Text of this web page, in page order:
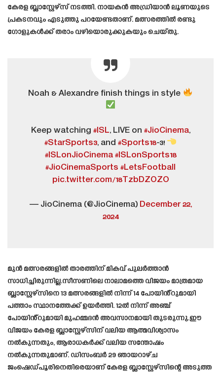
കേരള ബ്ലാസ്റ്റേഴ്സ് നടത്തി. നായകൻ അഡ്രിയാൻ ലൂണയുടെ
പ്രകടനവും എടുത്തു പറയേണ്ടതാണ്. മത്സരത്തിൽ രണ്ടു
ഗോളുകൾക്ക് തരാം വഴിയൊരുക്കുകയും ചെയ്തു.
Noah & Alexandre finish things in style
Keep watching #ISL, LIVE on #JioCinema,
#StarSports3, and #Sports18-3!
#ISLonJioCinema #ISLonSports18
#JioCinemaSports #LetsFootball
pic.twitter.com/18TzbDZOZO
— JioCinema (@JioCinema) December 22,
2024
മുൻ മത്സരങ്ങളിൽ താരത്തിന് മികവ് പുലർത്താൻ
സാധിച്ചിരുന്നില്ല.സീസണിലെ നാലാമത്തെ വിജയം മാത്രമായ
ബ്ലാസ്റ്റേഴ്സിനെ 13 മത്സരങ്ങളിൽ നിന്ന് 14 പോയിൻ്റുമായി
പത്താം സ്ഥാനത്തേക്ക് ഉയർത്തി. 12ൽ നിന്ന് അഞ്ച്
പോയിൻ്റുമായി മുഹമ്മദൻ അവസാനമായി തുടരുന്നു.ഈ
വിജയം കേരള ബ്ലാസ്റ്റേഴ്സിന് വലിയ ആത്മവിശ്വാസം
നൽകുന്നതും, ആരാധകർക്ക് വലിയ സന്തോഷം
നൽകുന്നതുമാണ്. ഡിസംബർ 29 ഞായറാഴ്ച
ജംഷെഡ്പൂരിനെതിരെയാണ് കേരള ബ്ലാസ്റ്റേഴ്സിന്റെ അടുത്ത